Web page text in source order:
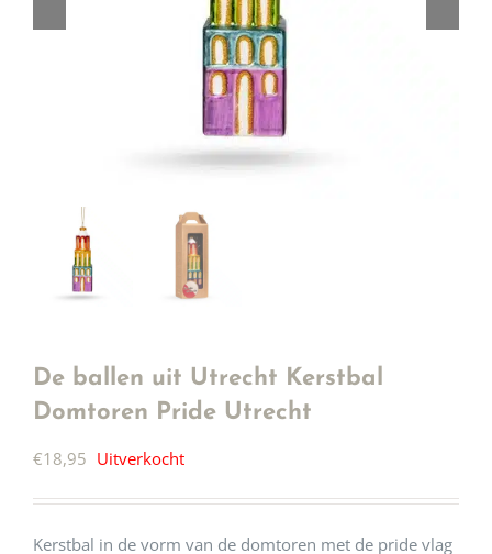
De ballen uit Utrecht Kerstbal
Domtoren Pride Utrecht
€18,95 Uitverkocht
Kerstbal in de vorm van de domtoren met de pride vlag